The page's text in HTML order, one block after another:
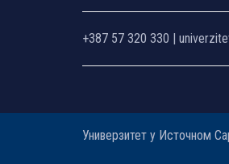
+387 57 320 330 |
Универзитет у Источном